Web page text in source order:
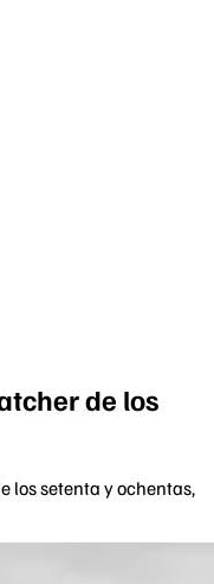
de los
los setenta y ochentas,